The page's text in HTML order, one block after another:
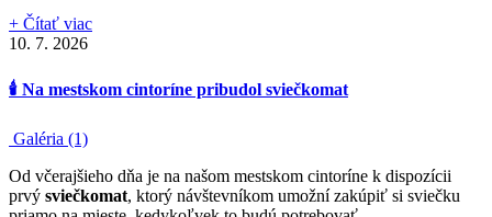
+ Čítať viac
10. 7. 2026
🕯️ Na mestskom cintoríne pribudol sviečkomat
Galéria (1)
Od včerajšieho dňa je na našom mestskom cintoríne k dispozícii
prvý sviečkomat, ktorý návštevníkom umožní zakúpiť si sviečku